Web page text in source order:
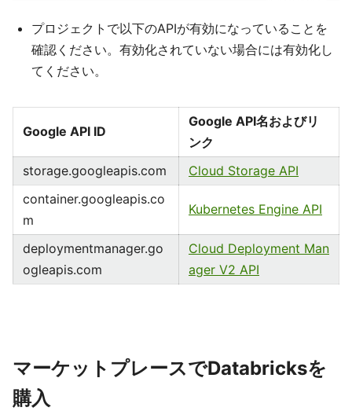
プロジェクトで以下のAPIが有効になっていることを
確認ください。有効化されていない場合には有効化し
てください。
Google API ID
Google API名およびリ
ンク
storage.googleapis.com
Cloud Storage API
container.googleapis.co
m
Kubernetes Engine API
deploymentmanager.go
ogleapis.com
Cloud Deployment Man
ager V2 API
マーケットプレースでDatabricksを
購入